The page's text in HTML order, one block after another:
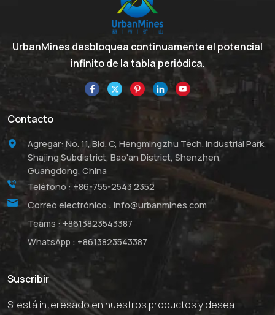
UrbanMines desbloquea continuamente el potencial
infinito de la tabla periódica.
Contacto
Agregar: No. 11, Bld. C, Hengmingzhu Tech. Industrial Park,
Shajing Subdistrict, Bao'an District, Shenzhen,
Guangdong, China
Teléfono : +86-755-2543 2352
Correo electrónico : info@urbanmines.com
Teams : +8613823543387
WhatsApp : +8613823543387
Suscribir
Si está interesado en nuestros productos y desea